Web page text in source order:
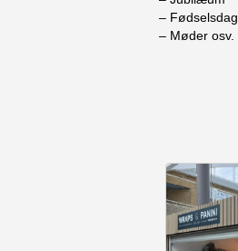
– Fødselsdag
– Møder osv.